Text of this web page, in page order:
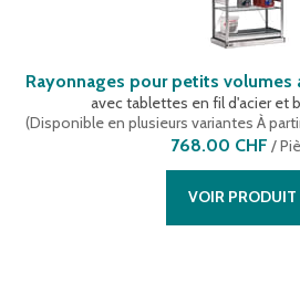
Rayonnages pour petits volumes
avec tablettes en fil d'acier et
(Disponible en plusieurs variantes À
768.00 CHF /
VOIR PRODUIT